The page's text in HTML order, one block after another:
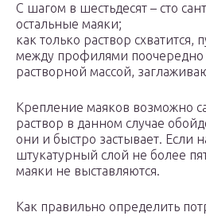
С шагом в шестьдесят – сто
остальные маяки;
как только раствор схватится,
между профилями поочередно
растворной массой,
Крепление маяков возможно
раствор в данном случае
они и быстро застывает. Если
штукатурный слой не более
маяки не выставляются.
Как правильно определить